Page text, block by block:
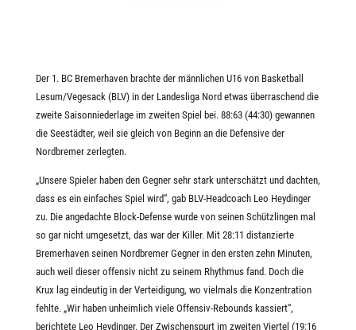
Der 1. BC Bremerhaven brachte der männlichen U16 von Basketball
Lesum/Vegesack (BLV) in der Landesliga Nord etwas überraschend die
zweite Saisonniederlage im zweiten Spiel bei. 88:63 (44:30) gewannen
die Seestädter, weil sie gleich von Beginn an die Defensive der
Nordbremer zerlegten.
„Unsere Spieler haben den Gegner sehr stark unterschätzt und dachten,
dass es ein einfaches Spiel wird“, gab BLV-Headcoach Leo Heydinger
zu. Die angedachte Block-Defense wurde von seinen Schützlingen mal
so gar nicht umgesetzt, das war der Killer. Mit 28:11 distanzierte
Bremerhaven seinen Nordbremer Gegner in den ersten zehn Minuten,
auch weil dieser offensiv nicht zu seinem Rhythmus fand. Doch die
Krux lag eindeutig in der Verteidigung, wo vielmals die Konzentration
fehlte. „Wir haben unheimlich viele Offensiv-Rebounds kassiert“,
berichtete Leo Heydinger. Der Zwischenspurt im zweiten Viertel (19:16